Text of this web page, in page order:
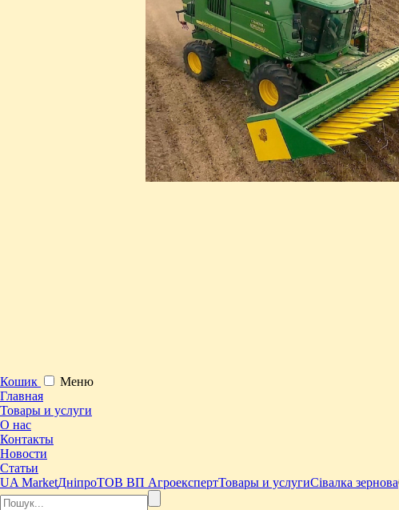
Кошик
Меню
Главная
Товары и услуги
О нас
Контакты
Новости
Статьи
UA MarketДніпроТОВ ВП АгроекспертТовары и услугиСівалка зернова